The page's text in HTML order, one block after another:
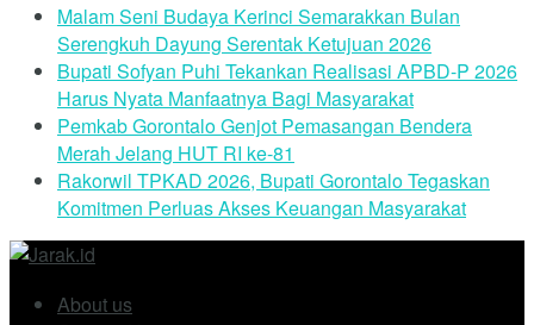
Malam Seni Budaya Kerinci Semarakkan Bulan
Serengkuh Dayung Serentak Ketujuan 2026
Bupati Sofyan Puhi Tekankan Realisasi APBD-P 2026
Harus Nyata Manfaatnya Bagi Masyarakat
Pemkab Gorontalo Genjot Pemasangan Bendera
Merah Jelang HUT RI ke-81
Rakorwil TPKAD 2026, Bupati Gorontalo Tegaskan
Komitmen Perluas Akses Keuangan Masyarakat
About us